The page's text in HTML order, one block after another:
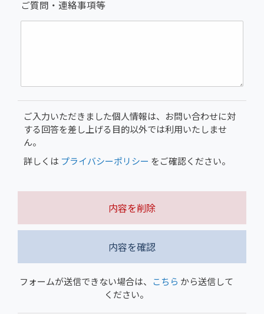
ご質問・連絡事項等
ご入力いただきました個人情報は、お問い合わせに対
する回答を差し上げる目的以外では利用いたしませ
ん。
詳しくは プライバシーポリシー をご確認ください。
内容を削除
内容を確認
フォームが送信できない場合は、 こちら から送信して
ください。